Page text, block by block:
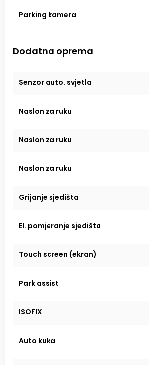
Parking kamera
Dodatna oprema
Senzor auto. svjetla
Naslon za ruku
Naslon za ruku
Naslon za ruku
Grijanje sjedišta
El. pomjeranje sjedišta
Touch screen (ekran)
Park assist
ISOFIX
Auto kuka